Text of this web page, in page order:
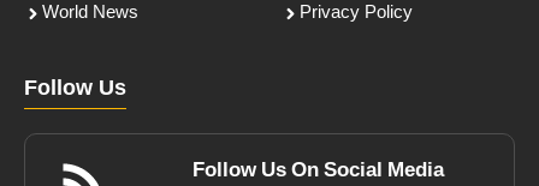
World News
Privacy Policy
Follow Us
Follow Us On Social Media